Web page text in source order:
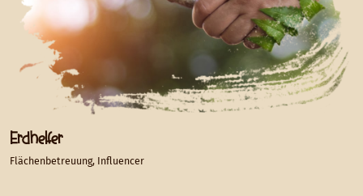
Erdhelfer
Flächenbetreuung, Influencer